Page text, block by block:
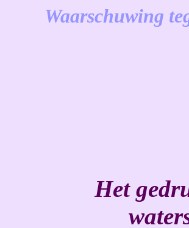
Waarschuwing
Het